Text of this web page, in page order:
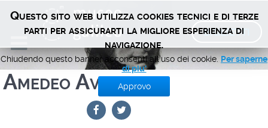
BIGLIETTI
Amedeo Avogadro
Questo sito web utilizza cookies tecnici e di terze
parti per assicurarti la migliore esperienza di
navigazione.
Chiudendo questo banner acconsenti all'uso dei cookie. Per saperne
di piu'
Approvo